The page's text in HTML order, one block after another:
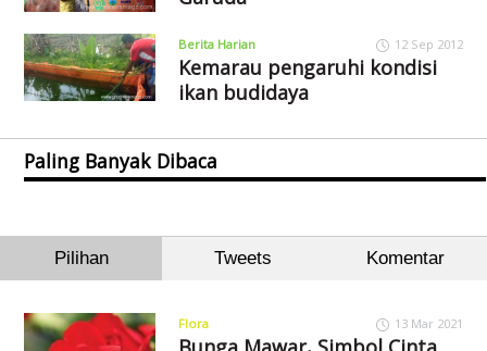
Berita Harian 12 Sep 2012
Kemarau pengaruhi kondisi
ikan budidaya
Paling Banyak Dibaca
Pilihan Tweets Komentar
Flora 13 Mar 2021